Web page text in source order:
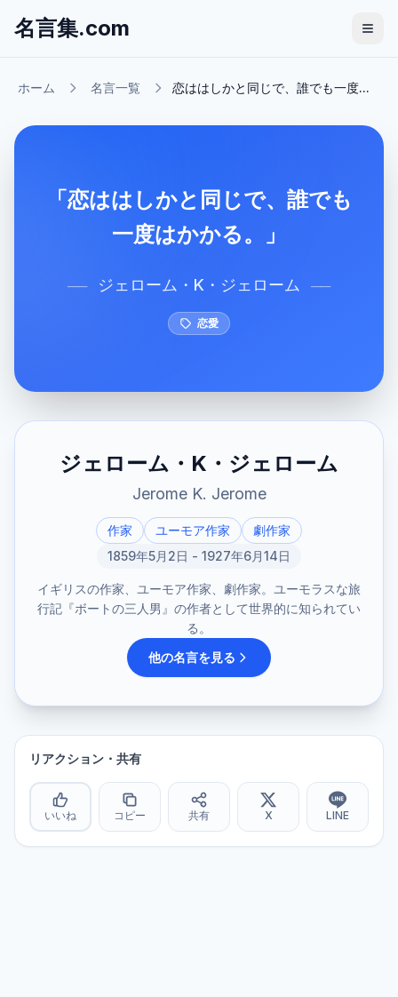
名言集.com
ホーム 名言一覧 恋ははしかと同じで、誰でも一度...
「恋ははしかと同じで、誰でも
一度はかかる。」
── ジェローム・K・ジェローム ──
恋愛
ジェローム・K・ジェローム
Jerome K. Jerome
作家 ユーモア作家
劇作家
1859年5月2日 - 1927年6月14日
イギリスの作家、ユーモア作家、劇作家。ユーモラスな旅
行記『ボートの三人男』の作者として世界的に知られてい
る。
他の名言を見る
リアクション・共有
いいね コピー 共有 X LINE